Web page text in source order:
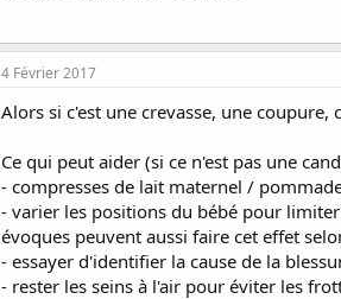
4 Février 2017
Alors si c'est une crevasse, une
Ce qui peut aider (si ce n'est pas une
- compresses de lait maternel /
- varier les positions du bébé pour
évoques peuvent aussi faire cet effet
- essayer d'identifier la cause de la
- rester les seins à l'air pour éviter les